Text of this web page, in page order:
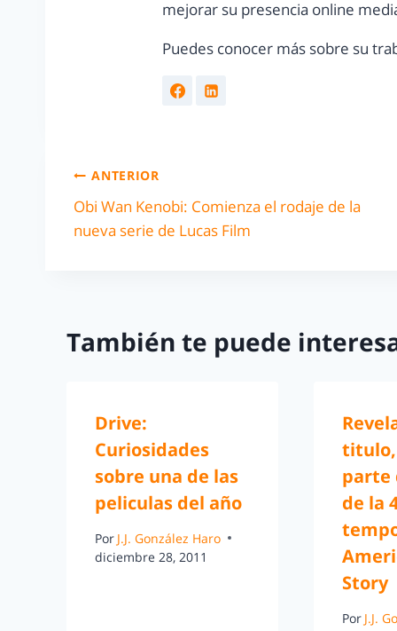
mejorar su presencia online
Puedes conocer más sobre su
ANTERIOR
Obi Wan Kenobi: Comienza el rodaje de la
nueva serie de Lucas Film
También te puede
Drive:
Curiosidades
sobre una de las
peliculas del año
Por J.J. González Haro
diciembre 28, 2011
titulo,
parte
de la
Story
Por J.J.